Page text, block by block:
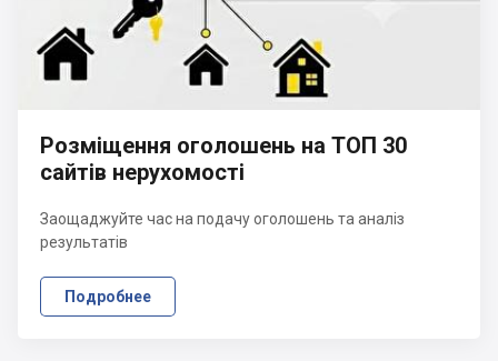
Розміщення оголошень на ТОП 30
сайтів нерухомості
Заощаджуйте час на подачу оголошень та аналіз
результатів
Подробнее